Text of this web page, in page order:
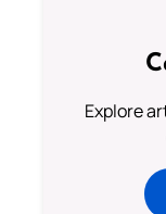
Explore